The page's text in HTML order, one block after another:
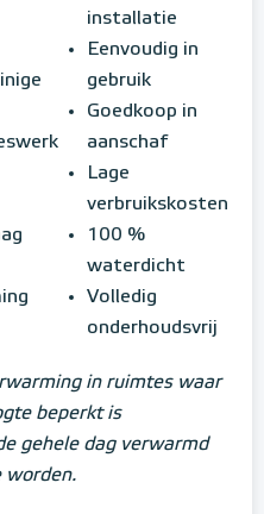
installatie
Eenvoudig in
gebruik
Goedkoop in
aanschaf
Lage
verbruikskosten
100 %
waterdicht
Volledig
onderhoudsvrij
in ruimtes waar
beperkt is
gehele dag verwarmd
worden.